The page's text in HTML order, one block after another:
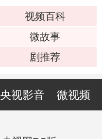
视频百科
微故事
剧推荐
央视影音 微视频